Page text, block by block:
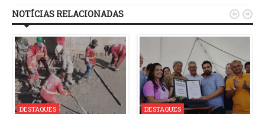
NOTÍCIAS RELACIONADAS
DESTAQUES DESTAQUES
 